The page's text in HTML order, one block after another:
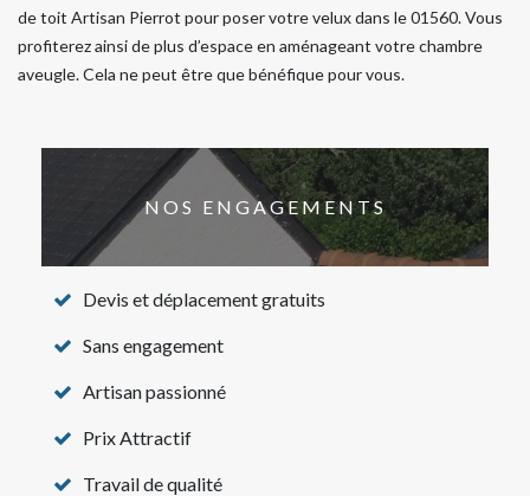
de toit Artisan Pierrot pour poser votre velux dans le 01560. Vous
profiterez ainsi de plus d’espace en aménageant votre chambre
aveugle. Cela ne peut être que bénéfique pour vous.
NOS ENGAGEMENTS
Devis et déplacement gratuits
Sans engagement
Artisan passionné
Prix Attractif
Travail de qualité